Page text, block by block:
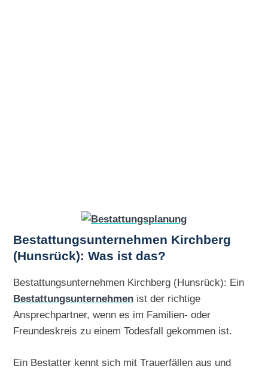
Bestattungsunternehmen Kirchberg
(Hunsrück): Was ist das?
Bestattungsunternehmen Kirchberg (Hunsrück): Ein
Bestattungsunternehmen ist der richtige
Ansprechpartner, wenn es im Familien- oder
Freundeskreis zu einem Todesfall gekommen ist.
Ein Bestatter kennt sich mit Trauerfällen aus und